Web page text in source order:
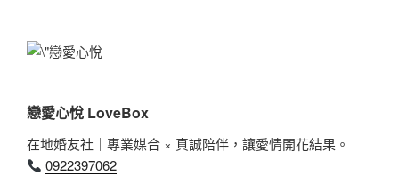
戀愛心悅 LoveBox
在地婚友社｜專業媒合 × 真誠陪伴，讓愛情開花結果。
0922397062